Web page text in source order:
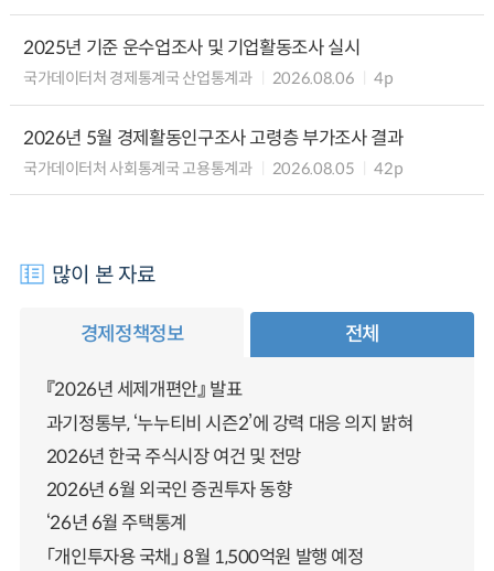
2025년 기준 운수업조사 및 기업활동조사 실시
국가데이터처 경제통계국 산업통계과 2026.08.06 4p
2026년 5월 경제활동인구조사 고령층 부가조사 결과
국가데이터처 사회통계국 고용통계과 2026.08.05 42p
많이 본 자료
경제정책정보 전체
『2026년 세제개편안』 발표
과기정통부, ‘누누티비 시즌2’에 강력 대응 의지 밝혀
2026년 한국 주식시장 여건 및 전망
2026년 6월 외국인 증권투자 동향
‘26년 6월 주택통계
「개인투자용 국채」 8월 1,500억원 발행 예정